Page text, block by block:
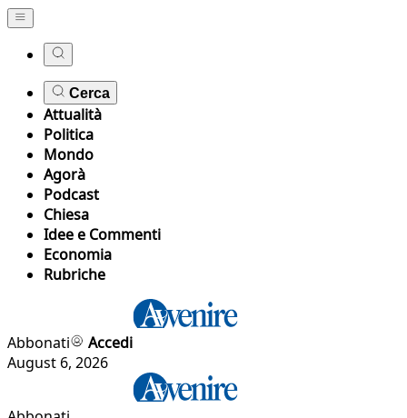
Cerca
Attualità
Politica
Mondo
Agorà
Podcast
Chiesa
Idee e Commenti
Economia
Rubriche
Abbonati
Accedi
August 6, 2026